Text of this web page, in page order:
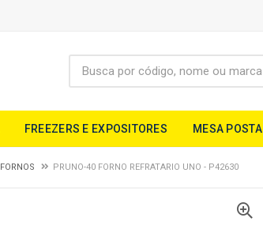
FREEZERS E EXPOSITORES MESA POSTA
FORNOS PRUNO-40 FORNO REFRATARIO UNO - P42630